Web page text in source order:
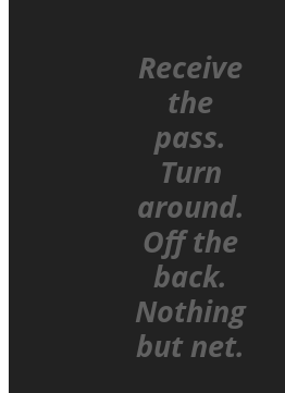
Receive
the
pass.
Turn
around.
Off the
back.
Nothing
but net.